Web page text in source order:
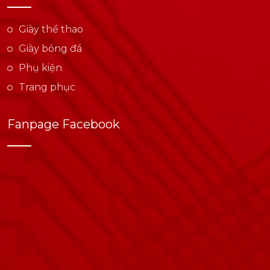
Giày thể thao
Giày bóng đá
Phụ kiện
Trang phục
Fanpage Facebook